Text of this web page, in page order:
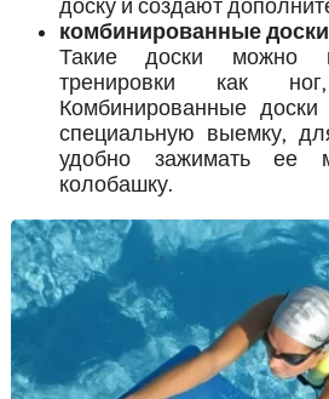
доску и создают
комбинированные
Такие доски можно
тренировки как
Комбинированные
специальную выемку,
удобно зажимать ее
колобашку.